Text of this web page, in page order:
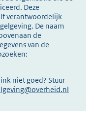
Deze
verantwoordelijk
De naam
de
van de
niet goed? Stuur